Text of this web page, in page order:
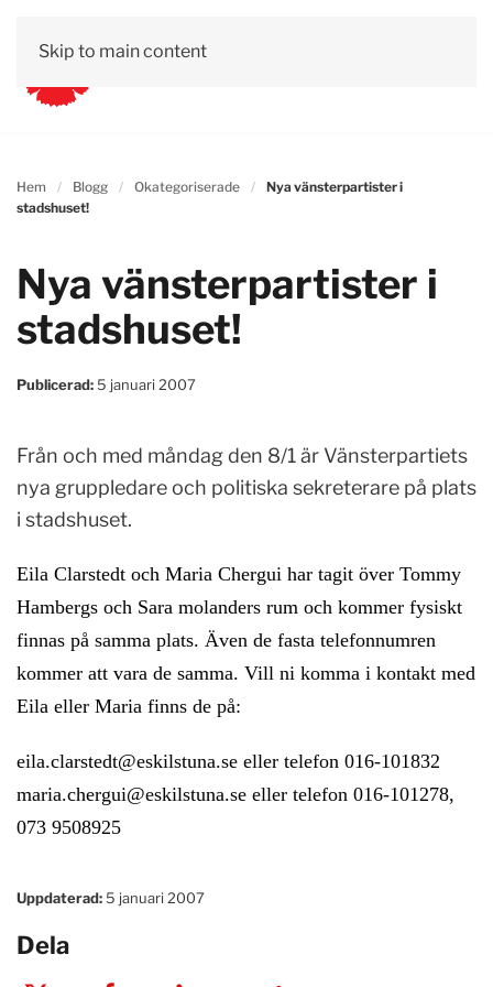
Skip to main content
Hem Blogg Okategoriserade
Nya vänsterpartister i
stadshuset!
Nya vänsterpartister i
stadshuset!
Publicerad:5 januari 2007
Från och med måndag den 8/1 är Vänsterpartiets
nya gruppledare och politiska sekreterare på plats
i stadshuset.
Eila Clarstedt och Maria Chergui har tagit över Tommy
Hambergs och Sara molanders rum och kommer fysiskt
finnas på samma plats. Även de fasta telefonnumren
kommer att vara de samma. Vill ni komma i kontakt med
Eila eller Maria finns de på:
eila.clarstedt@eskilstuna.se eller telefon 016-101832
maria.chergui@eskilstuna.se eller telefon 016-101278,
073 9508925
Uppdaterad:5 januari 2007
Dela